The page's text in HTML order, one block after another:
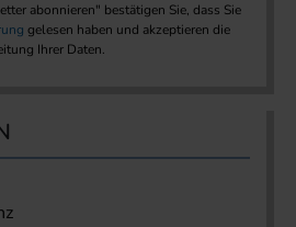
abonnieren" bestätigen Sie, dass Sie
gelesen haben und akzeptieren die
Ihrer Daten.